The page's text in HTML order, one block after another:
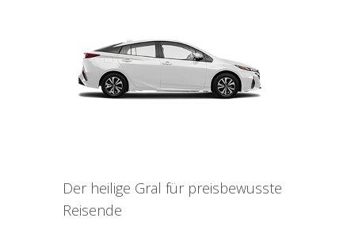
Der heilige Gral für preisbewusste
Reisende